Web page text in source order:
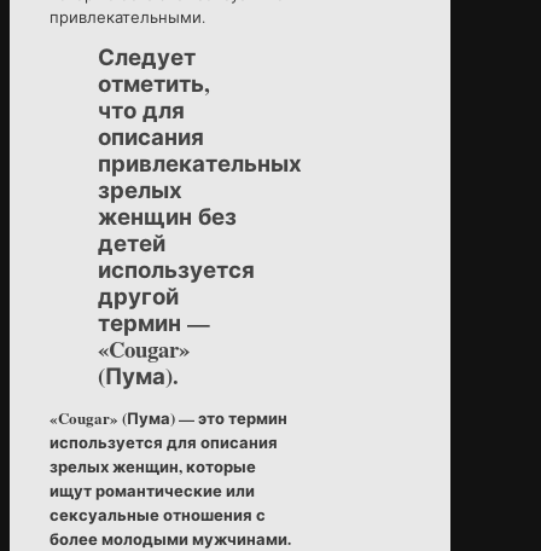
привлекательными.
Следует
отметить,
что для
описания
привлекательных
зрелых
женщин без
детей
используется
другой
термин —
«Cougar»
(Пума).
«Cougar» (Пума) — это термин
используется для описания
зрелых женщин, которые
ищут романтические или
сексуальные отношения с
более молодыми мужчинами.